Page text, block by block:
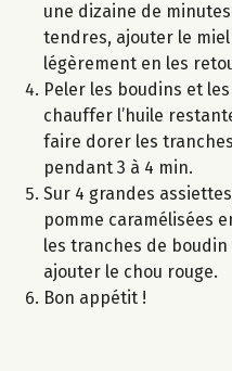
une dizaine de
tendres, ajouter le
légèrement en les
Peler les boudins et
chauffer l’huile
faire dorer les
pendant 3 à 4 min.
Sur 4 grandes
pomme caramélisées
les tranches de
ajouter le chou rouge.
Bon appétit !